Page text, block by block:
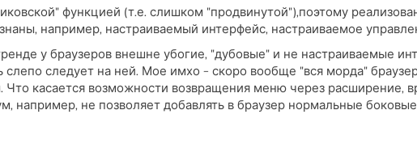
функцией (т.е. слишком "продвинутой"),поэтому
например, настраиваемый интерфейс, настраиваемое
у браузеров внешне убогие, "дубовые" и не настраиваемые
слепо следует на ней. Мое имхо - скоро вообще "вся морда"
Что касается возможности возвращения меню через расширение,
например, не позволяет добавлять в браузер нормальные